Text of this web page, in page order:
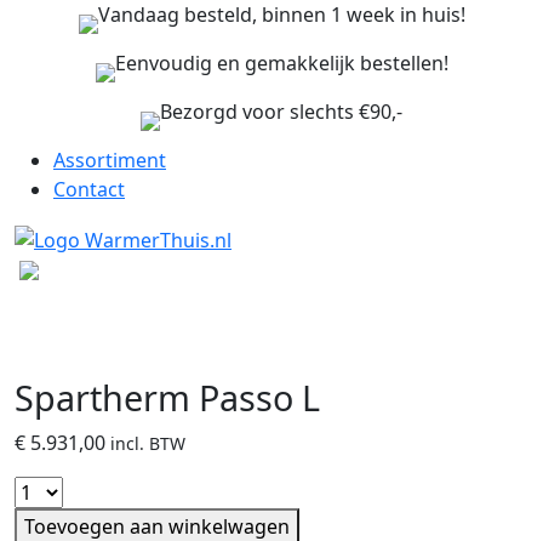
Vandaag besteld, binnen 1 week in huis!
Eenvoudig en gemakkelijk bestellen!
Bezorgd voor slechts €90,-
Assortiment
Contact
Spartherm Passo L
€ 5.931,00 incl. BTW
Toevoegen aan winkelwagen